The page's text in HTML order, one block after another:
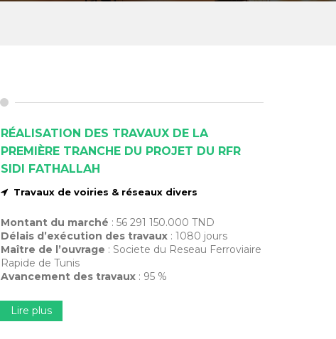
RÉALISATION DES TRAVAUX DE LA
PREMIÈRE TRANCHE DU PROJET DU RFR
SIDI FATHALLAH
Travaux de voiries & réseaux divers
Montant du marché : 56 291 150.000 TND
Délais d’exécution des travaux : 1080 jours
Maître de l’ouvrage : Societe du Reseau Ferroviaire
Rapide de Tunis
Avancement des travaux : 95 %
Lire plus